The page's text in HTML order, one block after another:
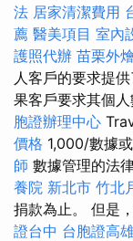
法 居家清潔費用
薦 醫美項目 室內
護照代辦 苗栗外燴
人客戶的要求提
果客戶要求其個
胞證辦理中心
價格 1,000/數據
師 數據管理的法
養院 新北市 竹北
捐款為止。 但是
證台中 台胞證高